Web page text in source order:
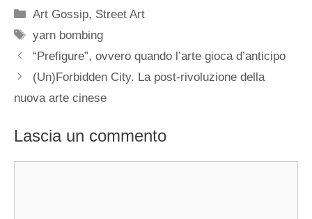
Categorie
Art Gossip, Street Art
Tag
yarn bombing
“Prefigure”, ovvero quando l’arte gioca d’anticipo
(Un)Forbidden City. La post-rivoluzione della
nuova arte cinese
Lascia un commento